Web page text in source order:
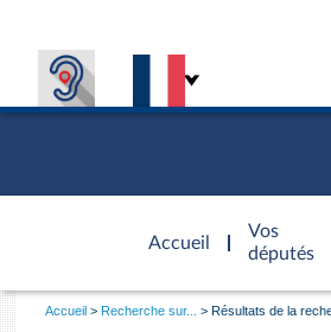
Accueil
d'accueil
Vos
députés
Vous
Accueil Recherche sur... Résultats de la